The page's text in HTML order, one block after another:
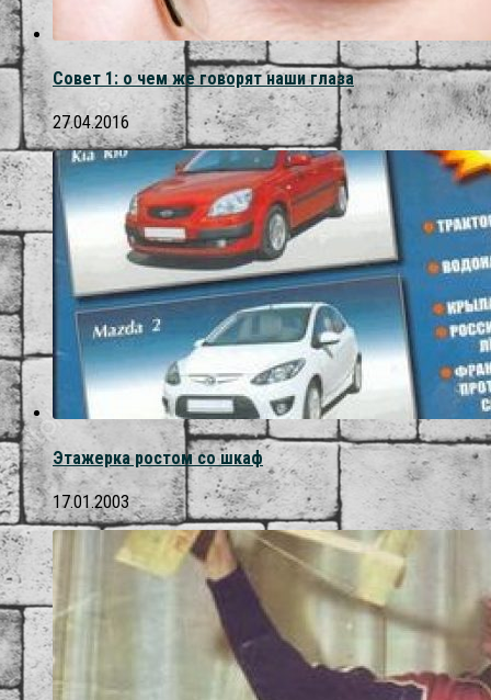
Совет 1: о чем же говорят наши глаза
27.04.2016
Этажерка ростом со шкаф
17.01.2003